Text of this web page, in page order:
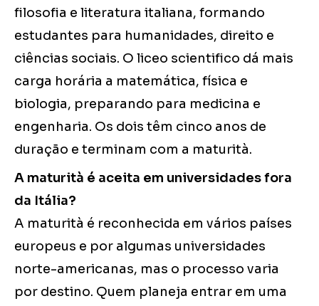
filosofia e literatura italiana, formando
estudantes para humanidades, direito e
ciências sociais. O liceo scientifico dá mais
carga horária a matemática, física e
biologia, preparando para medicina e
engenharia. Os dois têm cinco anos de
duração e terminam com a maturità.
A maturità é aceita em universidades fora
da Itália?
A maturità é reconhecida em vários países
europeus e por algumas universidades
norte-americanas, mas o processo varia
por destino. Quem planeja entrar em uma